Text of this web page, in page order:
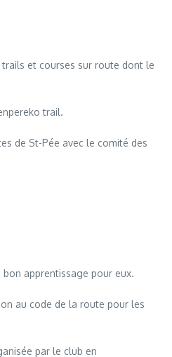
et courses sur route dont le
trail.
de St-Pée avec le comité des
bon apprentissage pour eux.
au code de la route pour les
par le club en